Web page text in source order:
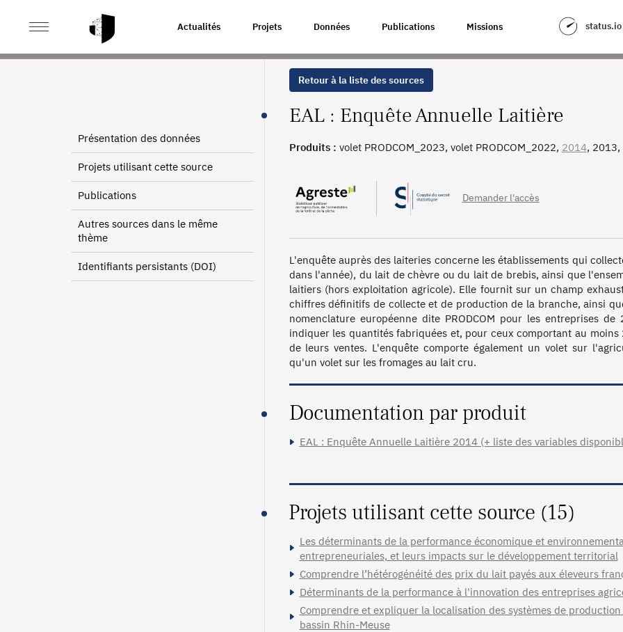
Actualités Projets Données Publications Missions status.io
ACCUEIL ENQUÊTE ANNUELLE LAITIÈRE
Présentation des données
Projets utilisant cette source
Publications
Autres sources dans le même
thème
Identifiants persistants (DOI)
Retour à la liste des sources
EAL : Enquête Annuelle Laitière
Produits : volet PRODCOM_2023, volet PRODCOM_2022, 2014, 2013,
Demander l'accès
L'enquête auprès des laiteries concerne les établissements qui
dans l'année), du lait de chèvre ou du lait de brebis, ainsi que
laitiers (hors exploitation agricole). Elle fournit sur un champ
chiffres définitifs de collecte et de production de la branche, ainsi
nomenclature européenne dite PRODCOM pour les entreprises
indiquer les quantités fabriquées et, pour ceux comportant au
de leurs ventes. L'enquête comporte également un volet sur
Documentation par produit
EAL : Enquête Annuelle Laitière 2014 (+ liste des variables
Projets utilisant cette source (15)
Les déterminants de la performance économique et
entrepreneuriales, et leurs impacts sur le développement territorial
Comprendre l’hétérogénéité des prix du lait payés aux éleveurs
Déterminants de la performance à l'innovation des entreprises
Comprendre et expliquer la localisation des systèmes de
bassin Rhin-Meuse